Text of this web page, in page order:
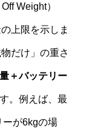
Weight）
上限を示しま
だけ」の重さ
＋バッテリー
。例えば、最
ーが6kgの場